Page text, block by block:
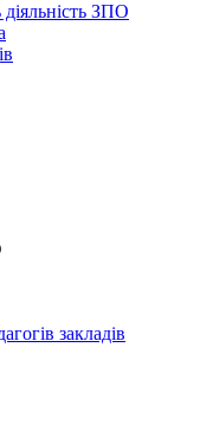
ЗПО
закладів